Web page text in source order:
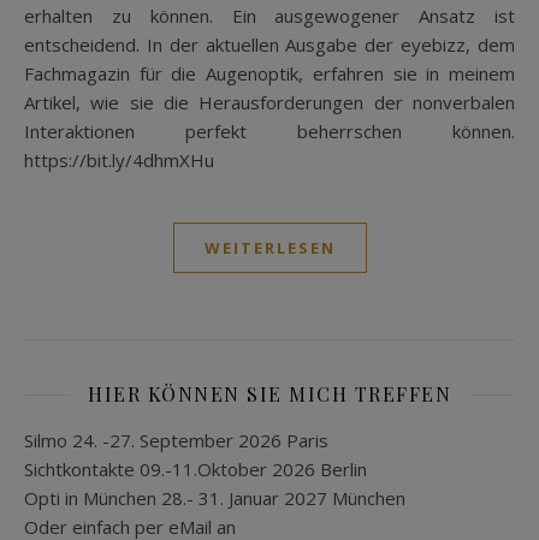
erhalten zu können. Ein ausgewogener Ansatz ist
entscheidend. In der aktuellen Ausgabe der eyebizz, dem
Fachmagazin für die Augenoptik, erfahren sie in meinem
Artikel, wie sie die Herausforderungen der nonverbalen
Interaktionen perfekt beherrschen können.
https://bit.ly/4dhmXHu
WEITERLESEN
HIER KÖNNEN SIE MICH TREFFEN
Silmo 24. -27. September 2026 Paris
Sichtkontakte 09.-11.Oktober 2026 Berlin
Opti in München 28.- 31. Januar 2027 München
Oder einfach per eMail an